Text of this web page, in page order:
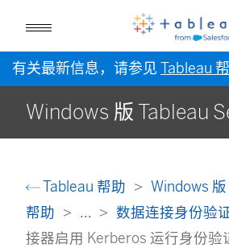
有关最新信息，请参见 Tableau
Windows 版 Tableau
Tableau 帮助
Windows
帮助
... 数据连接身份验
接器启用 Kerberos 运行身份验